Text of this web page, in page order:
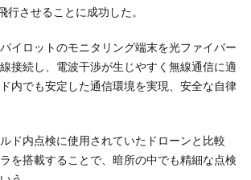
行させることに成功した。
イロットのモニタリング端末を光ファイバー
接続し、電波干渉が生じやすく無線通信に適
内でも安定した通信環境を実現、安全な自律
ド内点検に使用されていたドローンと比較
を搭載することで、暗所の中でも精細な点検